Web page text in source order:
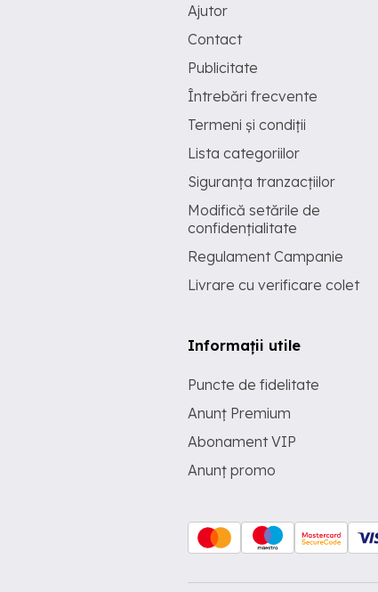
Ajutor
Contact
Publicitate
Întrebări frecvente
Termeni și condiții
Lista categoriilor
Siguranța tranzacțiilor
Modifică setările de
confidențialitate
Regulament Campanie
Livrare cu verificare colet
Informații utile
Puncte de fidelitate
Anunț Premium
Abonament VIP
Anunț promo